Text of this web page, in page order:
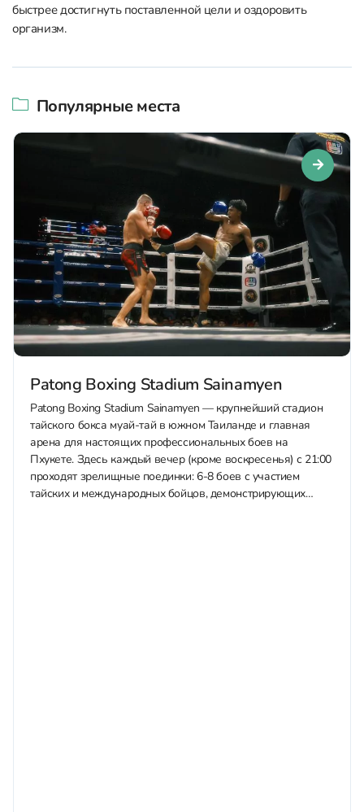
быстрее достигнуть поставленной цели и оздоровить
организм.
Популярные места
Patong Boxing Stadium Sainamyen
Patong Boxing Stadium Sainamyen — крупнейший стадион
тайского бокса муай-тай в южном Таиланде и главная
арена для настоящих профессиональных боев на
Пхукете. Здесь каждый вечер (кроме воскресенья) с 21:00
проходят зрелищные поединки: 6-8 боев с участием
тайских и международных бойцов, демонстрирующих